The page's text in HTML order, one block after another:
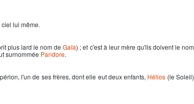
lui même.
plus lard le nom deGaïa) ; et c'est à leur mère qu'ils doivent le nom
surnommée Pandore.
l'un de ses frères, dont elle eut deux enfants, Hélios (le Soleil)